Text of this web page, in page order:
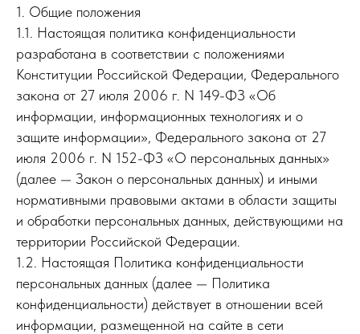
1. Общие положения
1.1. Настоящая политика конфиденциальности
разработана в соответствии с положениями
Конституции Российской Федерации, Федерального
закона от 27 июля 2006 г. N 149-ФЗ «Об
информации, информационных технологиях и о
защите информации», Федерального закона от 27
июля 2006 г. N 152-ФЗ «О персональных данных»
(далее — Закон о персональных данных) и иными
нормативными правовыми актами в области защиты
и обработки персональных данных, действующими на
территории Российской Федерации.
1.2. Настоящая Политика конфиденциальности
персональных данных (далее — Политика
конфиденциальности) действует в отношении всей
информации, размещенной на сайте в сети